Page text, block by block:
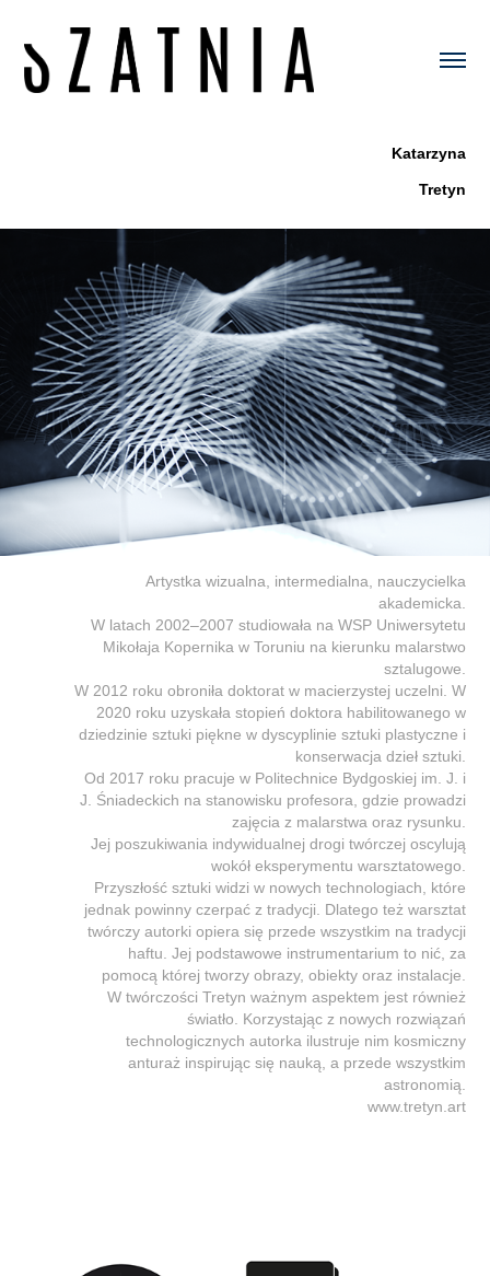
Katarzyna
Tretyn
Artystka wizualna, intermedialna, nauczycielka
akademicka.
W latach 2002–2007 studiowała na WSP Uniwersytetu
Mikołaja Kopernika w Toruniu na kierunku malarstwo
sztalugowe.
W 2012 roku obroniła doktorat w macierzystej uczelni. W
2020 roku uzyskała stopień doktora habilitowanego w
dziedzinie sztuki piękne w dyscyplinie sztuki plastyczne i
konserwacja dzieł sztuki.
Od 2017 roku pracuje w Politechnice Bydgoskiej im. J. i
J. Śniadeckich na stanowisku profesora, gdzie prowadzi
zajęcia z malarstwa oraz rysunku.
Jej poszukiwania indywidualnej drogi twórczej oscylują
wokół eksperymentu warsztatowego.
Przyszłość sztuki widzi w nowych technologiach, które
jednak powinny czerpać z tradycji. Dlatego też warsztat
twórczy autorki opiera się przede wszystkim na tradycji
haftu. Jej podstawowe instrumentarium to nić, za
pomocą której tworzy obrazy, obiekty oraz instalacje.
W twórczości Tretyn ważnym aspektem jest również
światło. Korzystając z nowych rozwiązań
technologicznych autorka ilustruje nim kosmiczny
anturaż inspirując się nauką, a przede wszystkim
astronomią.
www.tretyn.art